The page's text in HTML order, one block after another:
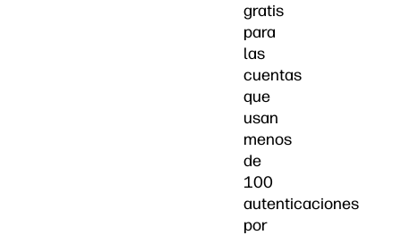
gratis
para
las
cuentas
que
usan
menos
de
100
autenticaciones
por